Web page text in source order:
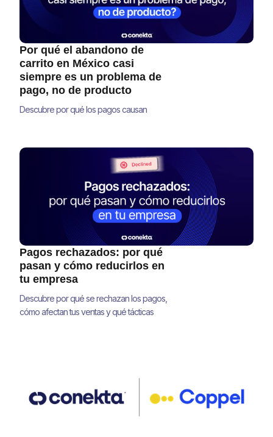
Por qué el abandono de
carrito en México casi
siempre es un problema de
pago, no de producto
Descubre por qué los pagos causan
y aumentar tu conversión
Pagos rechazados: por qué
pasan y cómo reducirlos en
tu empresa
Descubre por qué se rechazan los pagos,
cómo afectan tus ventas y qué tácticas